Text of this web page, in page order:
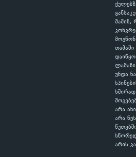
მაშინ,
უნდა
არა
არა
არის